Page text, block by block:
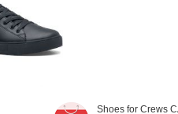
Shoes for Crews